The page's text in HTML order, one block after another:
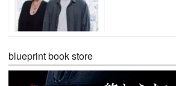
blueprint book store